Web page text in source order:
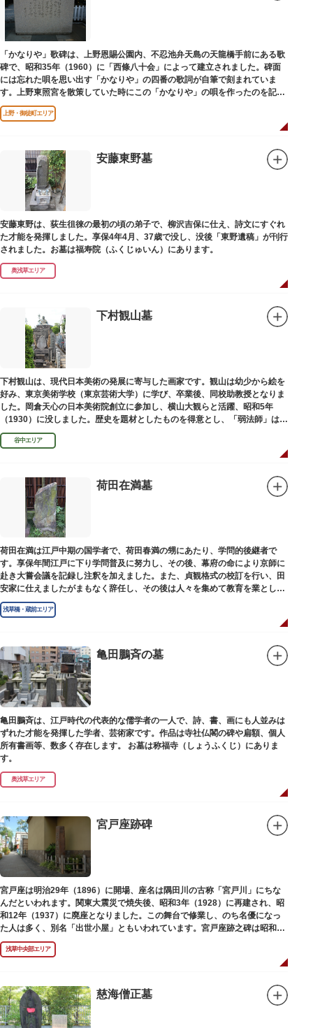
「かなりや」歌碑は、上野恩賜公園内、不忍池弁天島の天龍橋手前にある歌
碑で、昭和35年（1960）に「西條八十会」によって建立されました。碑面
には忘れた唄を思い出す「かなりや」の四番の歌詞が自筆で刻まれていま
す。上野東照宮を散策していた時にこの「かなりや」の唄を作ったのを記念
してこの地に建てられました。
上野・御徒町エリア
安藤東野墓
安藤東野は、荻生徂徠の最初の頃の弟子で、柳沢吉保に仕え、詩文にすぐれ
た才能を発揮しました。享保4年4月、37歳で没し、没後「東野遺稿」が刊行
されました。お墓は福寿院（ふくじゅいん）にあります。
奥浅草エリア
下村観山墓
下村観山は、現代日本美術の発展に寄与した画家です。観山は幼少から絵を
好み、東京美術学校（東京芸術大学）に学び、卒業後、同校助教授となりま
した。岡倉天心の日本美術院創立に参加し、横山大観らと活躍、昭和5年
（1930）に没しました。歴史を題材としたものを得意とし、「弱法師」は代
表作です。お墓は安立寺（あんりゅうじ）にあります。
谷中エリア
荷田在満墓
荷田在満は江戸中期の国学者で、荷田春満の甥にあたり、学問的後継者で
す。享保年間江戸に下り学問普及に努力し、その後、幕府の命により京師に
赴き大嘗会議を記録し注釈を加えました。また、貞観格式の校訂を行い、田
安家に仕えましたがまもなく辞任し、その後は人々を集めて教育を業としま
した。お墓は金竜寺（きんりゅうじ）境内にあります。
浅草橋・蔵前エリア
亀田鵬斉の墓
亀田鵬斉は、江戸時代の代表的な儒学者の一人で、詩、書、画にも人並みは
ずれた才能を発揮した学者、芸術家です。作品は寺社仏閣の碑や扁額、個人
所有書画等、数多く存在します。 お墓は称福寺（しょうふくじ）にありま
す。
奥浅草エリア
宮戸座跡碑
宮戸座は明治29年（1896）に開場、座名は隅田川の古称「宮戸川」にちな
んだといわれます。関東大震災で焼失後、昭和3年（1928）に再建され、昭
和12年（1937）に廃座となりました。この舞台で修業し、のち名優になっ
た人は多く、別名「出世小屋」ともいわれています。宮戸座跡之碑は昭和53
年（1978）に建てられました。
浅草中央部エリア
慈海僧正墓